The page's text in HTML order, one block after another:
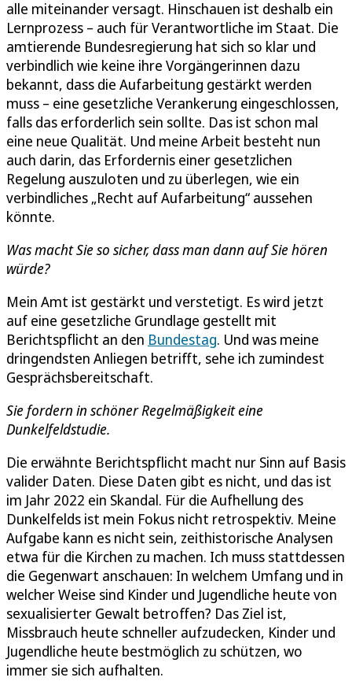
alle miteinander versagt. Hinschauen ist deshalb ein
Lernprozess – auch für Verantwortliche im Staat. Die
amtierende Bundesregierung hat sich so klar und
verbindlich wie keine ihre Vorgängerinnen dazu
bekannt, dass die Aufarbeitung gestärkt werden
muss – eine gesetzliche Verankerung eingeschlossen,
falls das erforderlich sein sollte. Das ist schon mal
eine neue Qualität. Und meine Arbeit besteht nun
auch darin, das Erfordernis einer gesetzlichen
Regelung auszuloten und zu überlegen, wie ein
verbindliches „Recht auf Aufarbeitung“ aussehen
könnte.
Was macht Sie so sicher, dass man dann auf Sie hören
würde?
Mein Amt ist gestärkt und verstetigt. Es wird jetzt
auf eine gesetzliche Grundlage gestellt mit
Berichtspflicht an den Bundestag. Und was meine
dringendsten Anliegen betrifft, sehe ich zumindest
Gesprächsbereitschaft.
Sie fordern in schöner Regelmäßigkeit eine
Dunkelfeldstudie.
Die erwähnte Berichtspflicht macht nur Sinn auf Basis
valider Daten. Diese Daten gibt es nicht, und das ist
im Jahr 2022 ein Skandal. Für die Aufhellung des
Dunkelfelds ist mein Fokus nicht retrospektiv. Meine
Aufgabe kann es nicht sein, zeithistorische Analysen
etwa für die Kirchen zu machen. Ich muss stattdessen
die Gegenwart anschauen: In welchem Umfang und in
welcher Weise sind Kinder und Jugendliche heute von
sexualisierter Gewalt betroffen? Das Ziel ist,
Missbrauch heute schneller aufzudecken, Kinder und
Jugendliche heute bestmöglich zu schützen, wo
immer sie sich aufhalten.